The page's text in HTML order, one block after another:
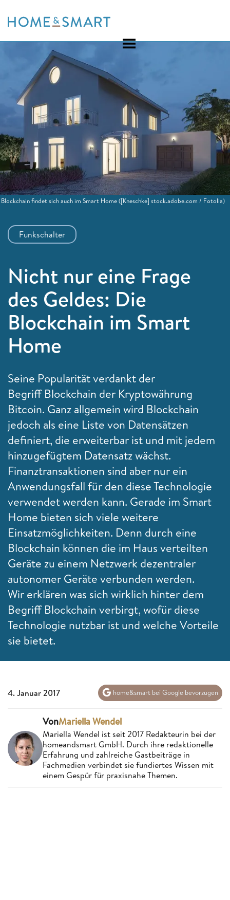
to
Funkschalter
Nicht nur eine Frage
des Geldes: Die
Blockchain im Smart
Home
Seine Popularität verdankt der
Begriff Blockchain der Kryptowährung
Bitcoin. Ganz allgemein wird Blockchain
jedoch als eine Liste von Datensätzen
definiert, die erweiterbar ist und mit jedem
hinzugefügtem Datensatz wächst.
Finanztransaktionen sind aber nur ein
Anwendungsfall für den diese Technologie
verwendet werden kann. Gerade im Smart
Home bieten sich viele weitere
Einsatzmöglichkeiten. Denn durch eine
Blockchain können die im Haus verteilten
Geräte zu einem Netzwerk dezentraler
autonomer Geräte verbunden werden.
Wir erklären was sich wirklich hinter dem
Begriff Blockchain verbirgt, wofür diese
Technologie nutzbar ist und welche Vorteile
sie bietet.
Blockchain findet sich auch im Smart Home([Kneschke] stock.adobe.com / Fotolia)
4. Januar 2017 home&smart bei Google bevorzugen
VonMariella Wendel
Mariella Wendel ist seit 2017 Redakteurin bei der
homeandsmart GmbH. Durch ihre redaktionelle
Erfahrung und zahlreiche Gastbeiträge in
Fachmedien verbindet sie fundiertes Wissen mit
einem Gespür für praxisnahe Themen.